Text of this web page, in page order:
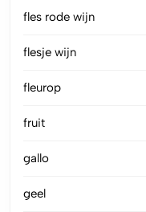
fles rode wijn
flesje wijn
fleurop
fruit
gallo
geel